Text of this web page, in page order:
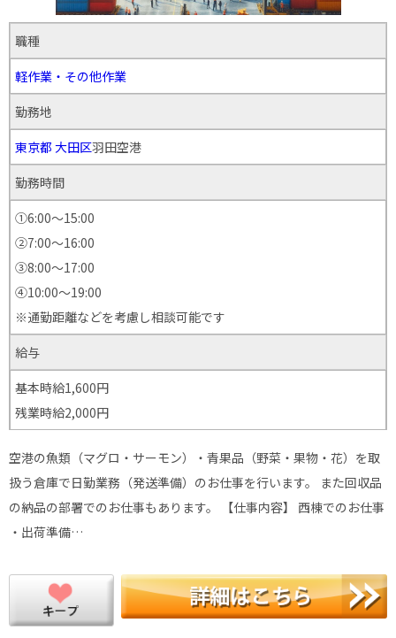
職種
軽作業・その他作業
勤務地
東京都 大田区羽田空港
勤務時間
①6:00～15:00
②7:00～16:00
③8:00～17:00
④10:00〜19:00
※通勤距離などを考慮し相談可能です
給与
基本時給1,600円
残業時給2,000円
空港の魚類（マグロ・サーモン）・青果品（野菜・果物・花）を取
扱う倉庫で日勤業務（発送準備）のお仕事を行います。 また回収品
の納品の部署でのお仕事もあります。 【仕事内容】 西棟でのお仕事
・出荷準備…